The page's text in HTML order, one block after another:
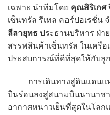
เฉพาะ นำทีมโดย คุณสิริเกศ
เซ็นทรัล รีเทล คอร์ปอเรชั่น
ลีลายุทธ ประธานบริหาร ฝ่า
สรรพสินค้าเซ็นทรัล ในเครื
ประสบการณ์ที่ดีที่สุดให้กับลู
การเดินทางสู่ดินแดนแห่ง
บินร่อนลงสู่สนามบินนานาช
อากาศหนาวเย็นที่สุดในโล